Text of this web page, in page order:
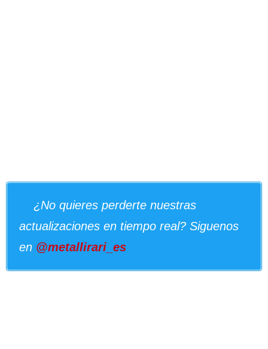
¿No quieres perderte nuestras
actualizaciones en tiempo real? Siguenos
en @metallirari_es